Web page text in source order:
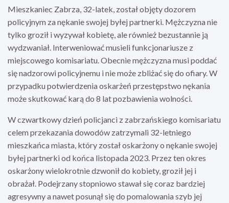
Mieszkaniec Zabrza, 32-latek, został objęty dozorem
policyjnym za nękanie swojej byłej partnerki. Mężczyzna nie
tylko groził i wyzywał kobietę, ale również bezustannie ją
wydzwaniał. Interweniować musieli funkcjonariusze z
miejscowego komisariatu. Obecnie mężczyzna musi poddać
się nadzorowi policyjnemu i nie może zbliżać się do ofiary. W
przypadku potwierdzenia oskarżeń przestępstwo nękania
może skutkować karą do 8 lat pozbawienia wolności.
W czwartkowy dzień policjanci z zabrzańskiego komisariatu
celem przekazania dowodów zatrzymali 32-letniego
mieszkańca miasta, który został oskarżony o nękanie swojej
byłej partnerki od końca listopada 2023. Przez ten okres
oskarżony wielokrotnie dzwonił do kobiety, groził jej i
obrażał. Podejrzany stopniowo stawał się coraz bardziej
agresywny a nawet posunął się do pomalowania szyb jej